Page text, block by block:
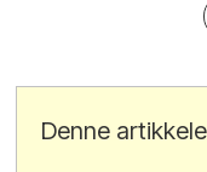
Denne